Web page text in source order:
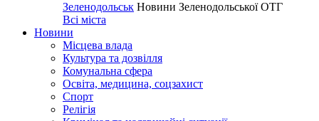
Зеленодольськ Новини Зеленодольської ОТГ
Всі міста
Новини
Місцева влада
Культура та дозвілля
Комунальна сфера
Освіта, медицина, соцзахист
Спорт
Релігія